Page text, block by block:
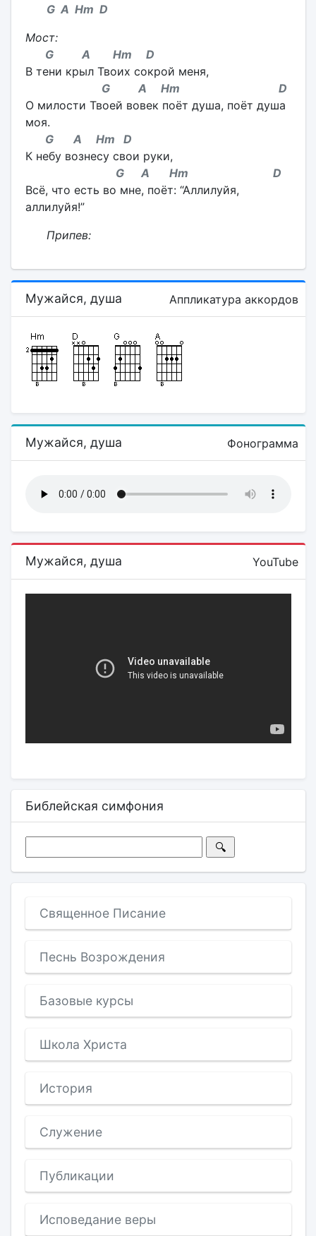
G A Hm D
Мост:
G A Hm D
В тени крыл Твоих сокрой меня,
G A Hm D
О милости Твоей вовек поёт душа, поёт душа
моя.
G A Hm D
К небу вознесу свои руки,
G A Hm D
Всё, что есть во мне, поёт: “Аллилуйя,
аллилуйя!”
Припев:
Мужайся, душа Аппликатура аккордов
Мужайся, душа Фонограмма
Мужайся, душа YouTube
Библейская симфония
Священное Писание
Песнь Возрождения
Базовые курсы
Школа Христа
История
Служение
Публикации
Исповедание веры